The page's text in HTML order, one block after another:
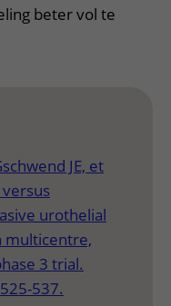
beter vol te
JE, et
urothelial
multicentre,
3 trial.
537.